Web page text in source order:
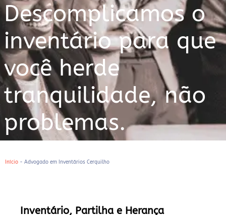
Descomplicamos o
inventário para que
você herde
tranquilidade, não
problemas.
Início - Advogado em Inventários Cerquilho
Inventário, Partilha e Herança